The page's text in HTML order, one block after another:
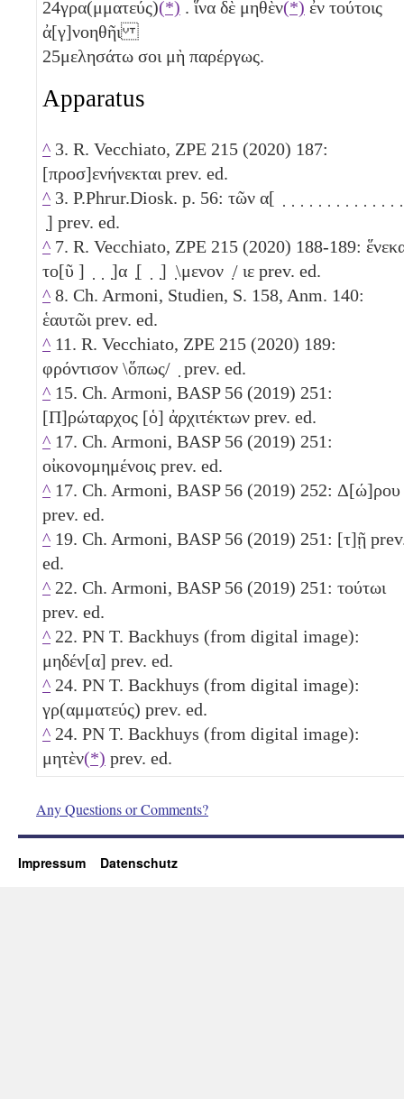
24γρα(μματεύς)(*) . ἵνα δὲ μηθὲν(*) ἐν τούτοις
ἀ[γ]νοηθῆι
25μελησάτω σοι μὴ παρέργως.
Apparatus
^ 3. R. Vecchiato, ZPE 215 (2020) 187:
[προσ]ενήνεκται prev. ed.
^ 3. P.Phrur.Diosk. p. 56: τῶν α[ ̣ ̣ ̣ ̣ ̣ ̣ ̣ ̣ ̣ ̣ ̣ ̣ ̣ ̣
̣] prev. ed.
^ 7. R. Vecchiato, ZPE 215 (2020) 188-189:
το[ῦ ] ̣ ̣ ̣]α ̣[ ̣ ̣] ̣\μενον ̣/ ιε prev. ed.
^ 8. Ch. Armoni, Studien, S. 158, Anm. 140:
ἑαυτῶι prev. ed.
^ 11. R. Vecchiato, ZPE 215 (2020) 189:
φρόντισον \ὅπως/ ̣ prev. ed.
^ 15. Ch. Armoni, BASP 56 (2019) 251:
[Π]ρώταρχος [ὁ] ἀρχιτέκτων prev. ed.
^ 17. Ch. Armoni, BASP 56 (2019) 251:
οἰκονομημένοις prev. ed.
^ 17. Ch. Armoni, BASP 56 (2019) 252: Δ[ώ]ρου
prev. ed.
^ 19. Ch. Armoni, BASP 56 (2019) 251: [τ]ῇ
ed.
^ 22. Ch. Armoni, BASP 56 (2019) 251: τούτωι
prev. ed.
^ 22. PN T. Backhuys (from digital image):
μηδέν[α] prev. ed.
^ 24. PN T. Backhuys (from digital image):
γρ(αμματεύς) prev. ed.
^ 24. PN T. Backhuys (from digital image):
μητὲν(*) prev. ed.
Any Questions or Comments?
Impressum Datenschutz